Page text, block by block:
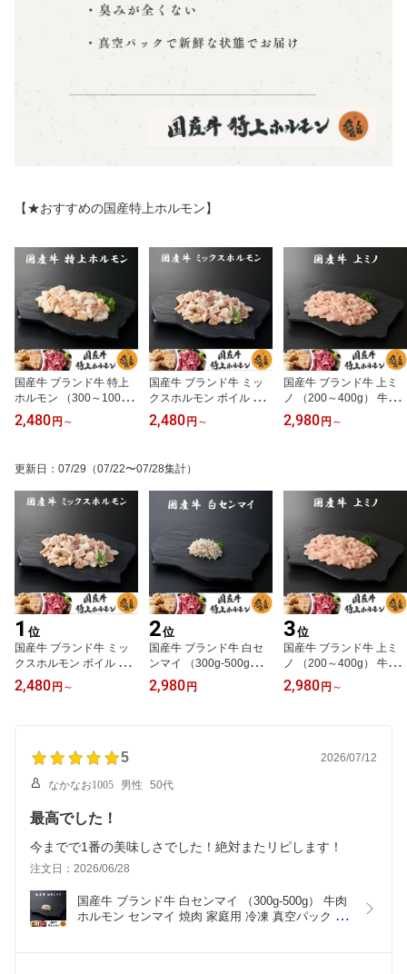
【★おすすめの国産特上ホルモン】
国産牛 ブランド牛 特上
ホルモン （300～1000
g） 牛肉 ホルモン 小腸
焼肉 家庭用 冷凍 真空パ
2,480 円 ～
国産牛 ブランド牛 ミッ
クスホルモン ボイル （3
00～1000g） 牛肉 ホル
モン ミックス 小腸 ギア
寄せ 高級 高品質 極雅 極
み 極
2,480 円 ～
国産牛 ブランド牛 上ミ
ノ （200～400g） 牛肉
ホルモン ミノ 焼肉 家庭
用 冷凍 真空パック お取
2,980 円 ～
更新日 ： 07/29 （07/22〜07/28集計）
1 位
国産牛 ブランド牛 ミッ
クスホルモン ボイル （3
00～1000g） 牛肉 ホル
モン ミックス 小腸 ギア
み 極
2,480 円 ～
2位
国産牛 ブランド牛 白セ
ンマイ （300g-500g）
牛肉 ホルモン センマイ
焼肉 家庭用 冷凍 真空パ
2,980 円
3位
国産牛 ブランド牛 上ミ
ノ （200～400g） 牛肉
ホルモン ミノ 焼肉 家庭
用 冷凍 真空パック お取
2,980 円 ～
5 2026/07/12
なかなお1005 男性 50代
最高でした！
今までで1番の美味しさでした！絶対またリピします！
注文日：2026/06/28
国産牛 ブランド牛 白センマイ （300g-500g） 牛肉
ホルモン センマイ 焼肉 家庭用 冷凍 真空パック お